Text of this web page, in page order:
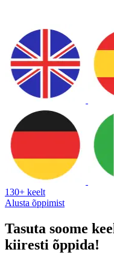
130+ keelt
Alusta õppimist
Tasuta soome
kiiresti õppida!